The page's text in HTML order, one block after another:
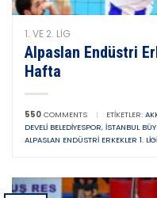
1. VE 2. LIG
Alpaslan Endüstri
Hafta
550 COMMENTS | ETIKETLER:
DEVELI BELEDIYESPOR, İSTANBUL
ALPASLAN ENDÜSTRI ERKEKLER 1. LIGI